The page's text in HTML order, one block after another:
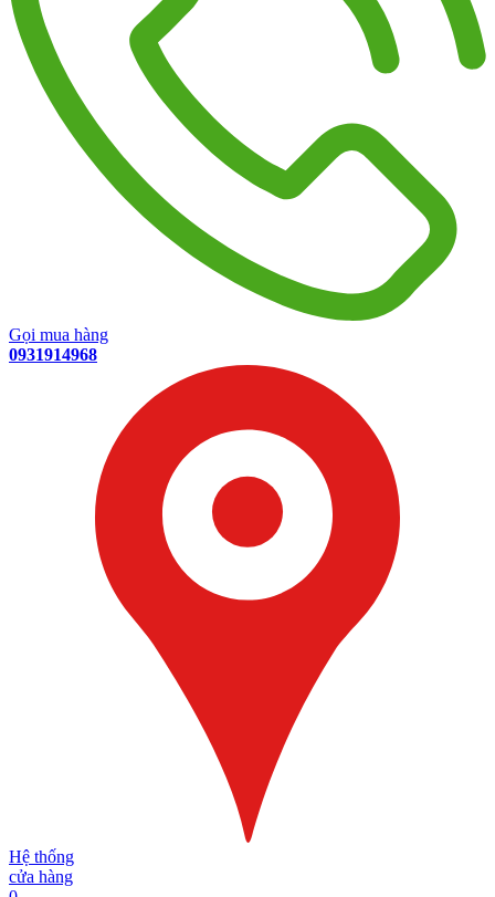
Gọi mua hàng
0931914968
Hệ thống
cửa hàng